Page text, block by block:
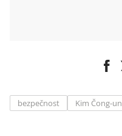
bezpečnost Kim Čong-un